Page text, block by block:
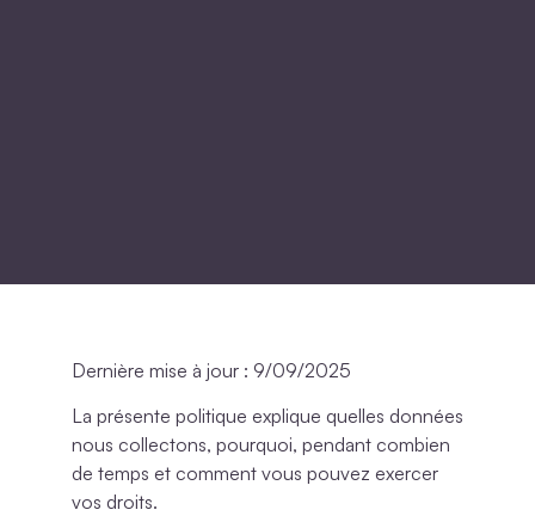
Dernière mise à jour : 9/09/2025
La présente politique explique quelles données
nous collectons, pourquoi, pendant combien
de temps et comment vous pouvez exercer
vos droits.